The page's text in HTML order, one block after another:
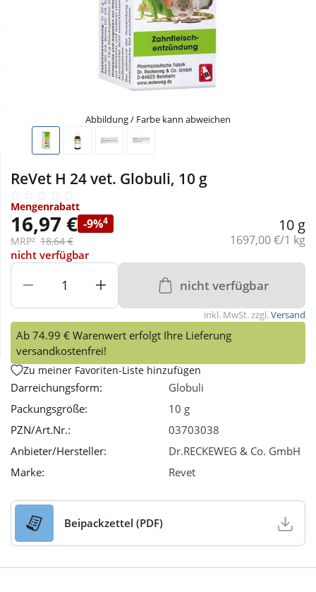
Täglich gut versorgt
Körperpflege & Kosmetik
Nahrungsergänzung
Natur & Homöopathie
Sanitätshaus
Sport & Fitness
Tierbedarf
Wellness
Abbildung / Farbe kann abweichen
ReVet H 24 vet. Globuli, 10 g
Mengenrabatt
16,97 € -9%4
MRP² 18,64 €
10 g
Grundpreis:
1697,00 €/1 kg
nicht verfügbar
nicht verfügbar
inkl. MwSt. zzgl.Versand
Ab 74.99 € Warenwert erfolgt Ihre Lieferung
versandkostenfrei!
Zu meiner Favoriten-Liste hinzufügen
Darreichungsform:
Globuli
Packungsgröße:
10 g
PZN/Art.Nr.:
03703038
Anbieter/Hersteller:
Dr.RECKEWEG & Co. GmbH
Marke:
Revet
Beipackzettel (PDF)